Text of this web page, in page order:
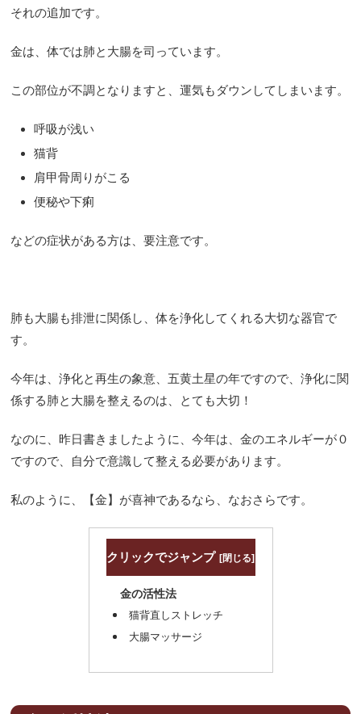
それの追加です。
金は、体では肺と大腸を司っています。
この部位が不調となりますと、運気もダウンしてしまいます。
呼吸が浅い
猫背
肩甲骨周りがこる
便秘や下痢
などの症状がある方は、要注意です。
肺も大腸も排泄に関係し、体を浄化してくれる大切な器官で
す。
今年は、浄化と再生の象意、五黄土星の年ですので、浄化に関
係する肺と大腸を整えるのは、とても大切！
なのに、昨日書きましたように、今年は、金のエネルギーが０
ですので、自分で意識して整える必要があります。
私のように、【金】が喜神であるなら、なおさらです。
クリックでジャンプ
金の活性法
猫背直しストレッチ
大腸マッサージ